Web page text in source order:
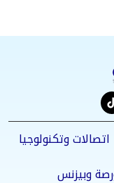
tiktok
اتصالات وتكنولوجيا
وبيزنس